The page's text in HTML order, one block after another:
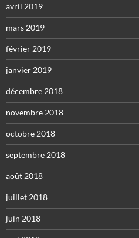
avril 2019
mars 2019
février 2019
janvier 2019
décembre 2018
novembre 2018
octobre 2018
septembre 2018
août 2018
juillet 2018
juin 2018